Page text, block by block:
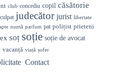
club concediu copil căsătorie
judecător jurist libertate
nuntă parfum pat polițist prieteni
soț soție soție de avocat
vacanță viață șofer
Contact